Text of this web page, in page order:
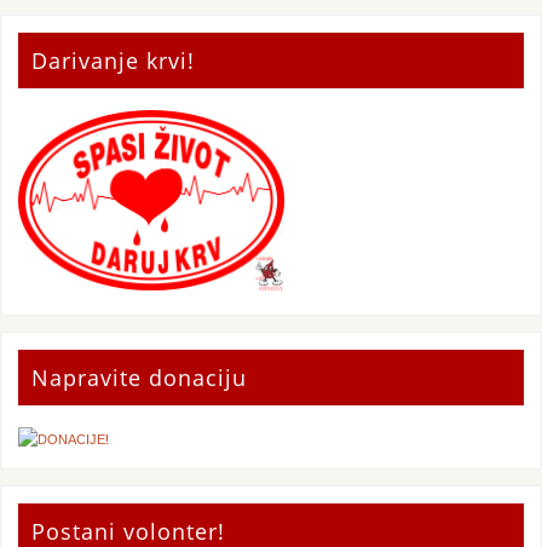
Darivanje krvi!
Napravite donaciju
Postani volonter!